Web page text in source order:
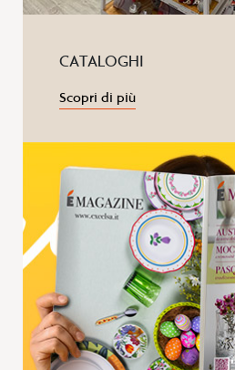
CATALOGHI
Scopri di più